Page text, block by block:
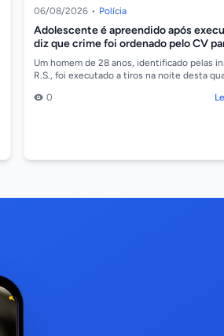
06/08/2026 • Polícia
Adolescente é apreendido após
diz que crime foi ordenado pelo CV
quitar dívida de drogas
Um homem de 28 anos, identificado pelas
R.S., foi executado a tiros na noite desta
0